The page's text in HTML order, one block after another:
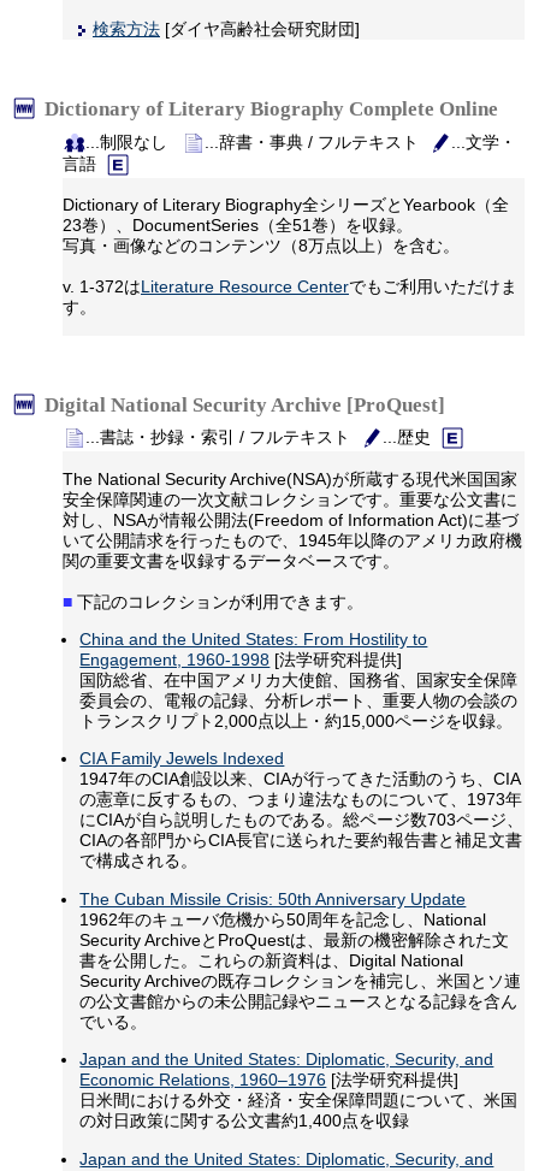
検索方法 [ダイヤ高齢社会研究財団]
Dictionary of Literary Biography Complete Online
...制限なし ...辞書・事典 / フルテキスト
...文学・
言語
Dictionary of Literary Biography全シリーズとYearbook（全
23巻）、DocumentSeries（全51巻）を収録。
写真・画像などのコンテンツ（8万点以上）を含む。
v. 1-372はLiterature Resource Centerでもご利用いただけま
す。
Digital National Security Archive‎ [ProQuest]
...書誌・抄録・索引 / フルテキスト ...歴史
The National Security Archive(NSA)が所蔵する現代米国国家
安全保障関連の一次文献コレクションです。重要な公文書に
対し、NSAが情報公開法(Freedom of Information Act)に基づ
いて公開請求を行ったもので、1945年以降のアメリカ政府機
関の重要文書を収録するデータベースです。
■ 下記のコレクションが利用できます。
China and the United States: From Hostility to
Engagement, 1960-1998 [法学研究科提供]
国防総省、在中国アメリカ大使館、国務省、国家安全保障
委員会の、電報の記録、分析レポート、重要人物の会談の
トランスクリプト2,000点以上・約15,000ページを収録。
CIA Family Jewels Indexed
1947年のCIA創設以来、CIAが行ってきた活動のうち、CIA
の憲章に反するもの、つまり違法なものについて、1973年
にCIAが自ら説明したものである。総ページ数703ページ、
CIAの各部門からCIA長官に送られた要約報告書と補足文書
で構成される。
The Cuban Missile Crisis: 50th Anniversary Update
1962年のキューバ危機から50周年を記念し、National
Security ArchiveとProQuestは、最新の機密解除された文
書を公開した。これらの新資料は、Digital National
Security Archiveの既存コレクションを補完し、米国とソ連
の公文書館からの未公開記録やニュースとなる記録を含ん
でいる。
Japan and the United States: Diplomatic, Security, and
Economic Relations, 1960–1976 [法学研究科提供]
日米間における外交・経済・安全保障問題について、米国
の対日政策に関する公文書約1,400点を収録
Japan and the United States: Diplomatic, Security, and